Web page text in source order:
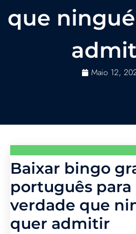
que
Maio 12,
Baixar bingo
português para
verdade que
quer admitir